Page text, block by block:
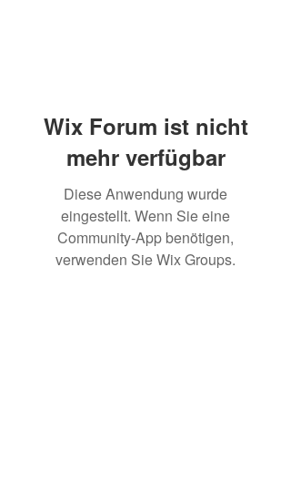
Wix Forum ist nicht
mehr verfügbar
Diese Anwendung wurde
eingestellt. Wenn Sie eine
Community-App benötigen,
verwenden Sie Wix Groups.